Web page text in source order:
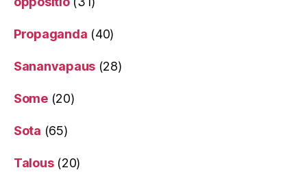
Propaganda (40)
Sananvapaus (28)
Some(20)
Sota (65)
Talous(20)